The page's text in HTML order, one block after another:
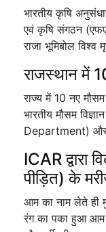
भारतीय कृषि
एवं कृषि संगठन
राजा भूमिबोल विश्व
राजस्थान में
राज्य में 10 नए
भारतीय मौसम
Department) और
ICAR द्वारा
पीड़ित) के
आम का नाम लेते ही
रंग का पका हुआ आम